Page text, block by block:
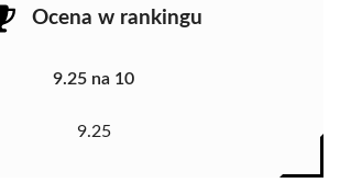
Ocena w rankingu
9.25 na 10
9.25